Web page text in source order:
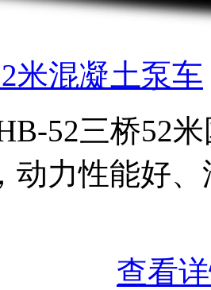
米混凝土泵车
52三桥52
动力性能好
查看